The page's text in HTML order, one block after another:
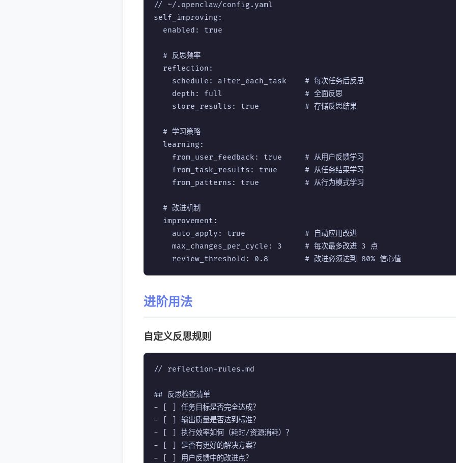
// ~/.openclaw/config.yaml
self_improving:
  enabled: true
  # 反思频率
  reflection:
    schedule: after_each_task    # 每次任务后反思
    depth: full                  # 全面反思
    store_results: true          # 存储反思结果
  # 学习策略
  learning:
    from_user_feedback: true     # 从用户反馈学习
    from_task_results: true      # 从任务结果学习
    from_patterns: true          # 从行为模式学习
  # 改进机制
  improvement:
    auto_apply: true             # 自动应用改进
    max_changes_per_cycle: 3     # 每次最多改进 3 点
进阶用法
自定义反思规则
// reflection-rules.md
## 反思检查清单
- [ ] 任务目标是否完全达成？
- [ ] 输出质量是否达到标准？
- [ ] 执行效率如何（耗时/资源消耗）？
- [ ] 是否有更好的解决方案？
- [ ] 用户反馈中的改进点？